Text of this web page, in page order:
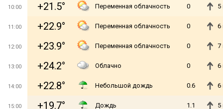
10:00 +21.5° Переменная облачность 0 5
11:00 +22.9° Переменная облачность 0 6
12:00 +23.9° Переменная облачность 0 7
13:00 +24.2° Облачно 0 6
14:00 +22.8° Небольшой дождь 0.6 6
15:00 +19.7° Дождь 1.1 5